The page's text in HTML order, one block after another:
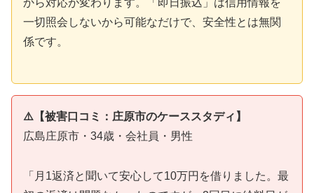
から対応が変わります。「即日振込」は信用情報を
一切照会しないから可能なだけで、安全性とは無関
係です。
⚠️【被害口コミ：庄原市のケーススタディ】
広島庄原市・34歳・会社員・男性
「月1返済と聞いて安心して10万円を借りました。最